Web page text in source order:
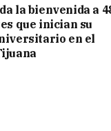
la bienvenida a
que inician su
en el